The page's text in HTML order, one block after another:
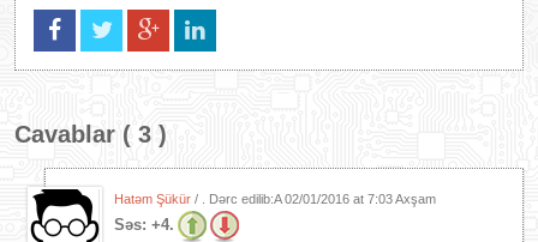
Cavablar ( 3 )
Hatəm Şükür / . Dərc edilib:A02/01/2016 at 7:03 Axşam
Səs: +4.